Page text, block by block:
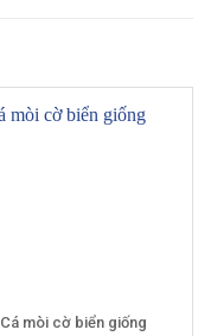
Cá mòi cờ biển giống